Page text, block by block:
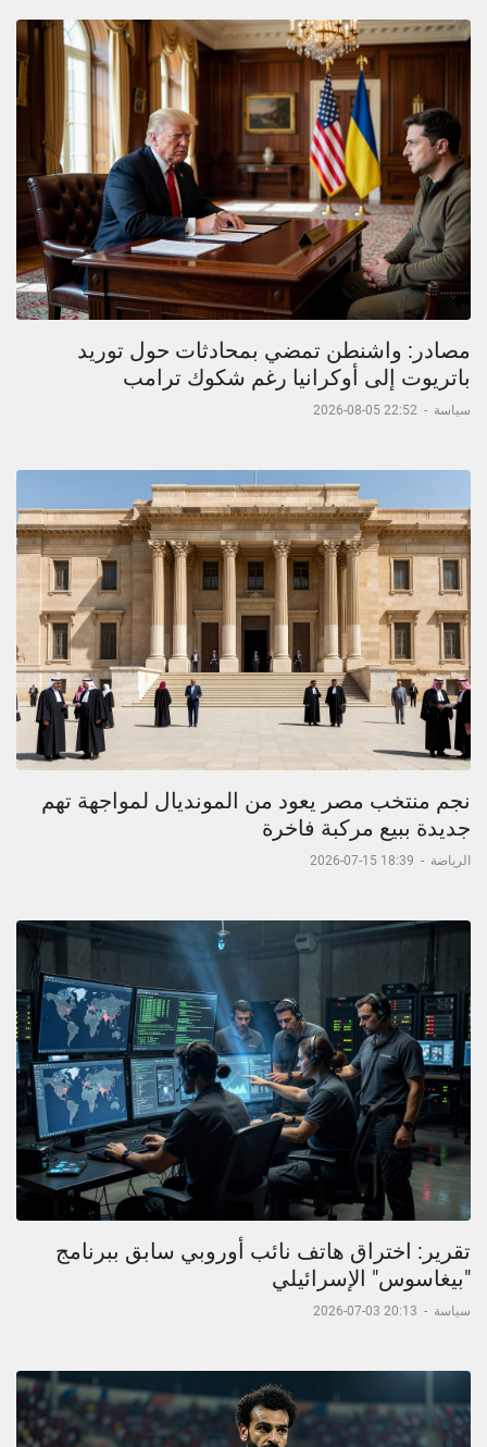
مصادر: واشنطن تمضي بمحادثات حول توريد
باتريوت إلى أوكرانيا رغم شكوك ترامب
سياسة -
22:52 05-08-2026
نجم منتخب مصر يعود من المونديال لمواجهة تهم
جديدة ببيع مركبة فاخرة
الرياضة -
18:39 15-07-2026
تقرير: اختراق هاتف نائب أوروبي سابق ببرنامج
"بيغاسوس" الإسرائيلي
سياسة -
20:13 03-07-2026